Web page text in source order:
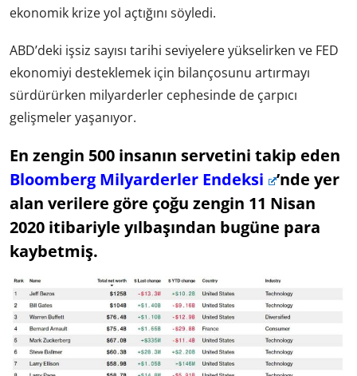
ekonomik krize yol açtığını söyledi.
ABD’deki işsiz sayısı tarihi seviyelere yükselirken ve FED
ekonomiyi desteklemek için bilançosunu artırmayı
sürdürürken milyarderler cephesinde de çarpıcı
gelişmeler yaşanıyor.
En zengin 500 insanın servetini takip eden
Bloomberg Milyarderler Endeksi
’nde yer
alan verilere göre çoğu zengin 11 Nisan
2020 itibariyle yılbaşından bugüne para
kaybetmiş.